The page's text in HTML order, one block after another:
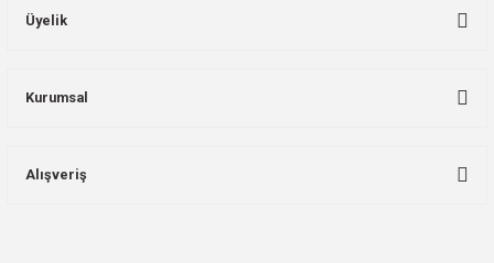
Üyelik
Kurumsal
Alışveriş